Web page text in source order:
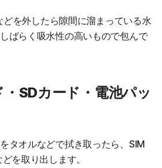
を外したら隙間に溜まっている水
ばらく吸水性の高いもので包んで
SDカード・電池パッ
タオルなどで拭き取ったら、SIM
を取り出します。